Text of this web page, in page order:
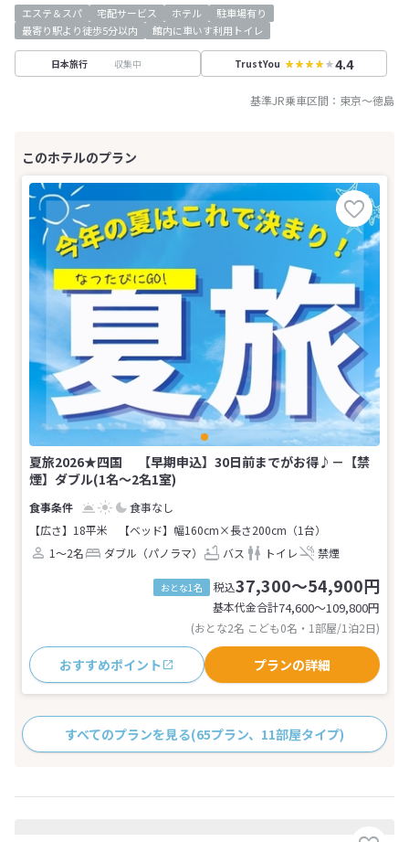
エステ＆スパ 宅配サービス ホテル
駐車場有り
最寄り駅より徒歩5分以内
館内に車いす利用トイレ
日本旅行 収集中 TrustYou 4.4
基準JR乗車区間： 東京～徳島
夏旅2026★四国 【早期申込】30日前までがお得♪－【禁
煙】ダブル(1名～2名1室)
食事なし
【広さ】18平米
【ベッド】幅160cm×長さ200cm（1台）
1～2名
ダブル（パノラマ） バス トイレ 禁煙
おとな1名 税込37,300～54,900円
基本代金合計74,600〜109,800円
(おとな2名 こども0名・1部屋/1泊2日)
おすすめポイント プランの詳細
すべてのプランを見る(65プラン、11部屋タイプ)